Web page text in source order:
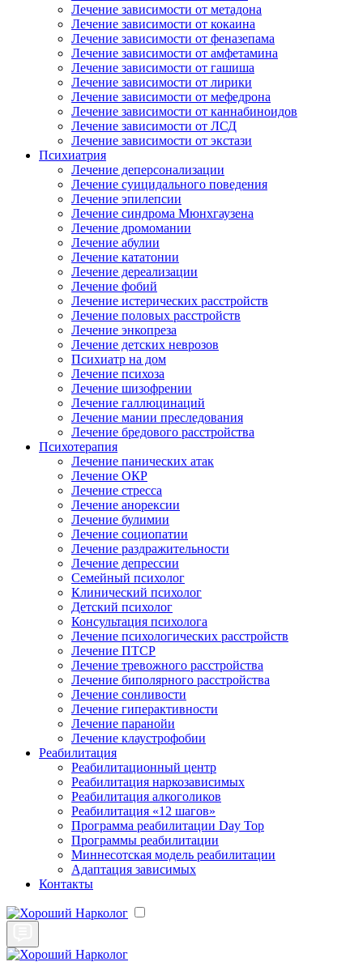
Лечение зависимости от метадона
Лечение зависимости от кокаина
Лечение зависимости от феназепама
Лечение зависимости от амфетамина
Лечение зависимости от гашиша
Лечение зависимости от лирики
Лечение зависимости от мефедрона
Лечение зависимости от каннабиноидов
Лечение зависимости от ЛСД
Лечение зависимости от экстази
Психиатрия
Лечение деперсонализации
Лечение суицидального поведения
Лечение эпилепсии
Лечение синдрома Мюнхгаузена
Лечение дромомании
Лечение абулии
Лечение кататонии
Лечение дереализации
Лечение фобий
Лечение истерических расстройств
Лечение половых расстройств
Лечение энкопреза
Лечение детских неврозов
Психиатр на дом
Лечение психоза
Лечение шизофрении
Лечение галлюцинаций
Лечение мании преследования
Лечение бредового расстройства
Психотерапия
Лечение панических атак
Лечение ОКР
Лечение стресса
Лечение анорексии
Лечение булимии
Лечение социопатии
Лечение раздражительности
Лечение депрессии
Семейный психолог
Клинический психолог
Детский психолог
Консультация психолога
Лечение психологических расстройств
Лечение ПТСР
Лечение тревожного расстройства
Лечение биполярного расстройства
Лечение сонливости
Лечение гиперактивности
Лечение паранойи
Лечение клаустрофобии
Реабилитация
Реабилитационный центр
Реабилитация наркозависимых
Реабилитация алкоголиков
Реабилитация «12 шагов»
Программа реабилитации Day Top
Программы реабилитации
Миннесотская модель реабилитации
Адаптация зависимых
Контакты